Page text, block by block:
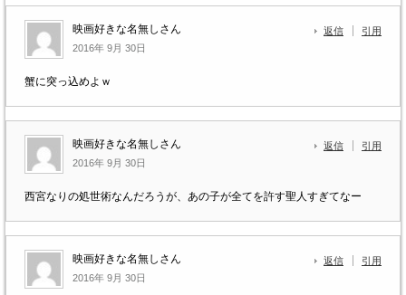
映画好きな名無しさん
2016年 9月 30日
返信 引用
蟹に突っ込めよｗ
映画好きな名無しさん
2016年 9月 30日
返信 引用
西宮なりの処世術なんだろうが、あの子が全てを許す聖人すぎてなー
映画好きな名無しさん
2016年 9月 30日
返信 引用